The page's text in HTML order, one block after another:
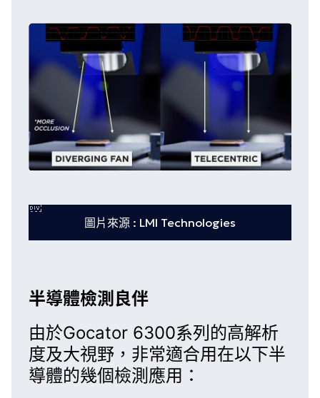
圖片來源 : LMI Technologies
半導體檢測良伴
由於Gocator 6300系列 的高解析
度及大視野，非常適合用在以下半
導體的幾個檢測應用：